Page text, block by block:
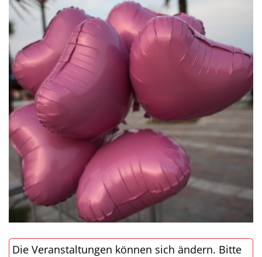
Die Veranstaltungen können sich ändern. Bitte